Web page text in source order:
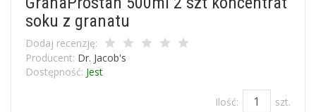
soku z granatu
Dodaj recenzję:
Producent: Dr. Jacob's
Dostępność: Jest
Ilość: szt.